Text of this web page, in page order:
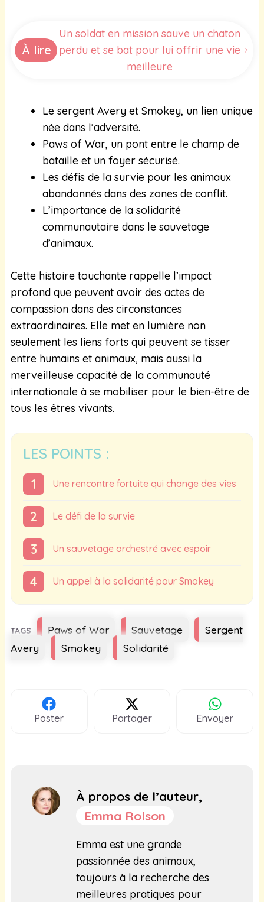
À lire
Un soldat en mission sauve un chaton
perdu et se bat pour lui offrir une vie
meilleure
Le sergent Avery et Smokey, un lien unique
née dans l’adversité.
Paws of War, un pont entre le champ de
bataille et un foyer sécurisé.
Les défis de la survie pour les animaux
abandonnés dans des zones de conflit.
L’importance de la solidarité
communautaire dans le sauvetage
d’animaux.
Cette histoire touchante rappelle l’impact
profond que peuvent avoir des actes de
compassion dans des circonstances
extraordinaires. Elle met en lumière non
seulement les liens forts qui peuvent se tisser
entre humains et animaux, mais aussi la
merveilleuse capacité de la communauté
internationale à se mobiliser pour le bien-être de
tous les êtres vivants.
LES POINTS :
Une rencontre fortuite qui change des vies
Le défi de la survie
Un sauvetage orchestré avec espoir
Un appel à la solidarité pour Smokey
Étiquettes
Paws of War Sauvetage
Sergent
Avery
Smokey Solidarité
Poster Partager Envoyer
À propos de l’auteur,
Emma Rolson
Emma est une grande
passionnée des animaux,
toujours à la recherche des
meilleures pratiques pour